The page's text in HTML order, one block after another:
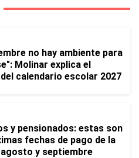
no hay ambiente para
Molinar explica el
calendario escolar 2027
y pensionados: estas son
fechas de pago de la
agosto y septiembre